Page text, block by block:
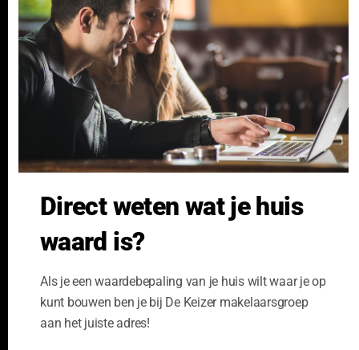
NVM Voorwaarden
Professionele Opdrachtgevers
Hypotheek
Verzekeren
Links
Ibiza Real Estate BDK
NieuwWonenUtrecht
Zuijdplas | De Keizer
Bedrijfsmakelaars
Kennisbank
Direct weten wat je huis
waard is?
Als je een waardebepaling van je huis wilt waar je op
kunt bouwen ben je bij De Keizer makelaarsgroep
aan het juiste adres!